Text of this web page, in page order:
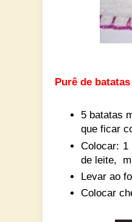
Purê de
5 batatas
que ficar
Colocar:
de leite,
Levar ao
Colocar